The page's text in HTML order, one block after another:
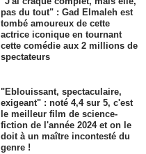
pas du tout" : Gad Elmaleh est
tombé amoureux de cette
actrice iconique en tournant
cette comédie aux 2 millions de
spectateurs
"Eblouissant, spectaculaire,
exigeant" : noté 4,4 sur 5, c'est
le meilleur film de science-
fiction de l'année 2024 et on le
doit à un maître incontesté du
genre !